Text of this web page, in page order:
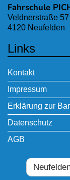
Fahrschule
Veldnerstraße 57
4120 Neufelden
Links
Kontakt
Impressum
Erklärung zur
Datenschutz
AGB